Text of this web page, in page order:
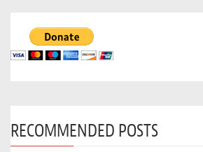
RECOMMENDED POSTS